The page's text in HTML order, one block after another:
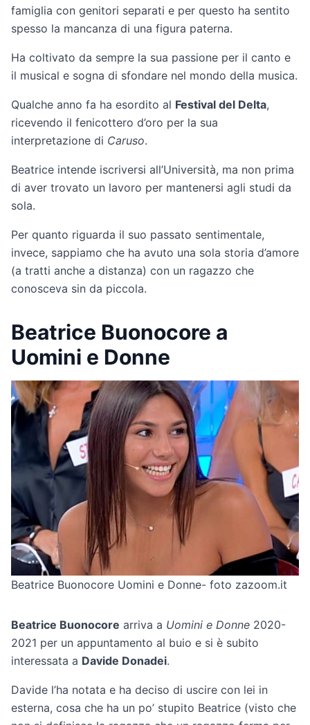
famiglia con genitori separati e per questo ha sentito
spesso la mancanza di una figura paterna.
Ha coltivato da sempre la sua passione per il canto e
il musical e sogna di sfondare nel mondo della musica.
Qualche anno fa ha esordito al Festival del Delta,
ricevendo il fenicottero d’oro per la sua
interpretazione di Caruso.
Beatrice intende iscriversi all’Università, ma non prima
di aver trovato un lavoro per mantenersi agli studi da
sola.
Per quanto riguarda il suo passato sentimentale,
invece, sappiamo che ha avuto una sola storia d’amore
(a tratti anche a distanza) con un ragazzo che
conosceva sin da piccola.
Beatrice Buonocore a
Uomini e Donne
Beatrice Buonocore Uomini e Donne- foto zazoom.it
Beatrice Buonocore arriva a Uomini e Donne 2020-
2021 per un appuntamento al buio e si è subito
interessata a Davide Donadei.
Davide l’ha notata e ha deciso di uscire con lei in
esterna, cosa che ha un po’ stupito Beatrice (visto che